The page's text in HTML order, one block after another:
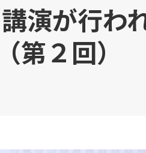
演が行わ
第２回）